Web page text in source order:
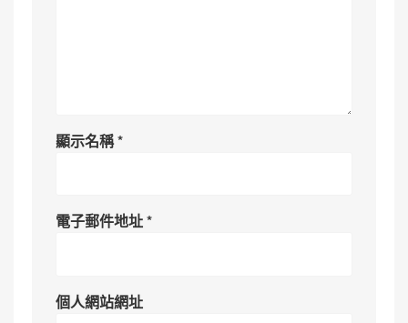
顯示名稱*
電子郵件地址*
個人網站網址